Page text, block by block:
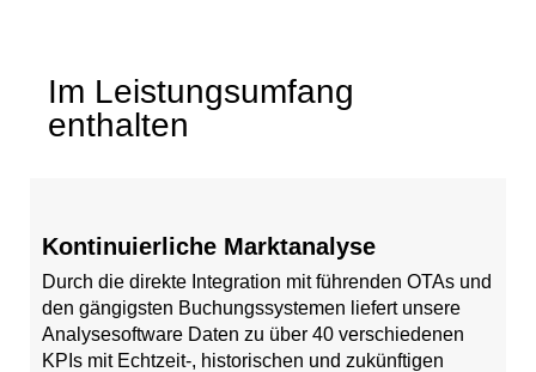
Im Leistungsumfang
enthalten
Kontinuierliche Marktanalyse
Durch die direkte Integration mit führenden OTAs und
den gängigsten Buchungssystemen liefert unsere
Analysesoftware Daten zu über 40 verschiedenen
KPIs mit Echtzeit-, historischen und zukünftigen